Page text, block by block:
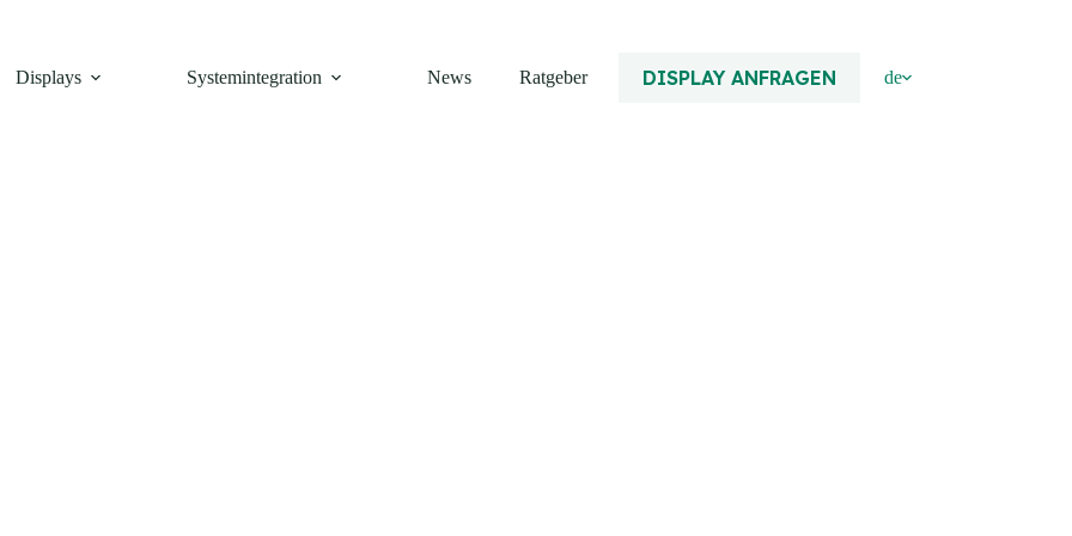
Displays Systemintegration News Ratgeber DISPLAY ANFRAGEN de